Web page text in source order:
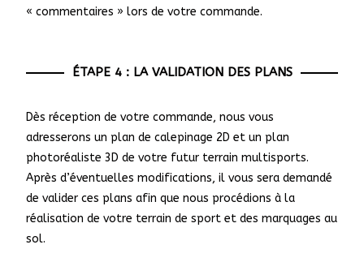
« commentaires » lors de votre commande.
ÉTAPE 4 : LA VALIDATION DES PLANS
Dès réception de votre commande, nous vous
adresserons un plan de calepinage 2D et un plan
photoréaliste 3D de votre futur terrain multisports.
Après d’éventuelles modifications, il vous sera demandé
de valider ces plans afin que nous procédions à la
réalisation de votre terrain de sport et des marquages au
sol.